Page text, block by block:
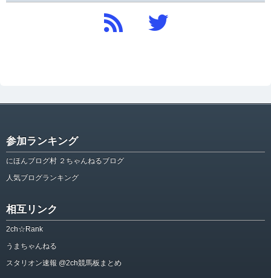
参加ランキング
にほんブログ村 ２ちゃんねるブログ
人気ブログランキング
相互リンク
2ch☆Rank
うまちゃんねる
スタリオン速報 @2ch競馬板まとめ